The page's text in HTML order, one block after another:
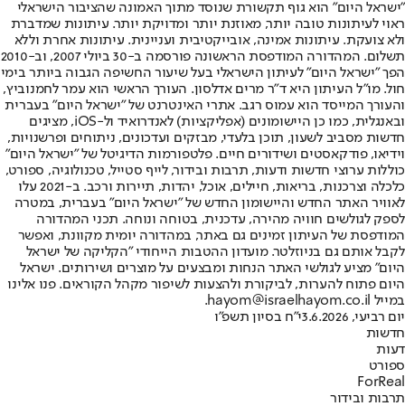
"ישראל היום" הוא גוף תקשורת שנוסד מתוך האמונה שהציבור הישראלי
ראוי לעיתונות טובה יותר, מאוזנת יותר ומדויקת יותר. עיתונות שמדברת
ולא צועקת. עיתונות אמינה, אובייקטיבית ועניינית. עיתונות אחרת וללא
תשלום. המהדורה המודפסת הראשונה פורסמה ב-30 ביולי 2007, וב-2010
הפך "ישראל היום" לעיתון הישראלי בעל שיעור החשיפה הגבוה ביותר בימי
חול. מו"ל העיתון היא ד"ר מרים אדלסון. העורך הראשי הוא עמר לחמנוביץ,
והעורך המייסד הוא עמוס רגב. אתרי האינטרנט של "ישראל היום" בעברית
ובאנגלית, כמו כן היישומונים (אפליקציות) לאנדרואיד ול-iOS, מציגים
חדשות מסביב לשעון, תוכן בלעדי, מבזקים ועדכונים, ניתוחים ופרשנויות,
וידיאו, פודקאסטים ושידורים חיים. פלטפורמות הדיגיטל של "ישראל היום"
כוללות ערוצי חדשות ודעות, תרבות ובידור, לייף סטייל, טכנולוגיה, ספורט,
כלכלה וצרכנות, בריאות, חיילים, אוכל, יהדות, תיירות ורכב. ב-2021 עלו
לאוויר האתר החדש והיישומון החדש של "ישראל היום" בעברית, במטרה
לספק לגולשים חוויה מהירה, עדכנית, בטוחה ונוחה. תכני המהדורה
המודפסת של העיתון זמינים גם באתר, במהדורה יומית מקוונת, ואפשר
לקבל אותם גם בניוזלטר. מועדון ההטבות הייחודי "הקליקה של ישראל
היום" מציע לגולשי האתר הנחות ומבצעים על מוצרים ושירותים. ישראל
היום פתוח להערות, לביקורת ולהצעות לשיפור מקהל הקוראים. פנו אלינו
במייל hayom@israelhayom.co.il.
יום רביעי, 3.6.2026
י"ח בסיון תשפ"ו
חדשות
דעות
ספורט
ForReal
תרבות ובידור